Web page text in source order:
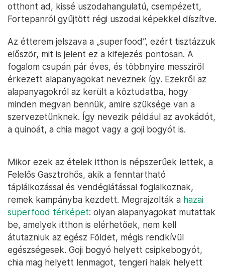
otthont ad, kissé uszodahangulatú, csempézett,
Fortepanról gyűjtött régi uszodai képekkel díszítve.
Az étterem jelszava a „superfood”, ezért tisztázzuk
először, mit is jelent ez a kifejezés pontosan. A
fogalom csupán pár éves, és többnyire messziről
érkezett alapanyagokat neveznek így. Ezekről az
alapanyagokról az került a köztudatba, hogy
minden megvan bennük, amire szüksége van a
szervezetünknek. Így nevezik például az avokádót,
a quinoát, a chia magot vagy a goji bogyót is.
Mikor ezek az ételek itthon is népszerűek lettek, a
Felelős Gasztrohős, akik a fenntartható
táplálkozással és vendéglátással foglalkoznak,
remek kampányba kezdett. Megrajzolták a hazai
superfood térképet: olyan alapanyagokat mutattak
be, amelyek itthon is elérhetőek, nem kell
átutazniuk az egész Földet, mégis rendkívül
egészségesek. Goji bogyó helyett csipkebogyót,
chia mag helyett lenmagot, tengeri halak helyett